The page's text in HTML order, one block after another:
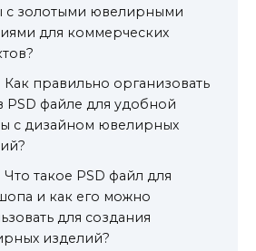
с золотыми ювелирными
для коммерческих
Как правильно организовать
PSD файле для удобной
с дизайном ювелирных
Что такое PSD файл для
и как его можно
для создания
изделий?